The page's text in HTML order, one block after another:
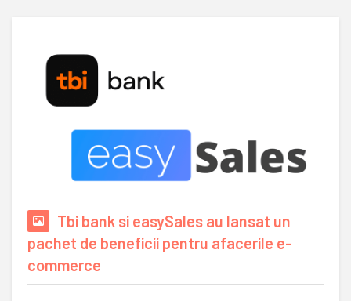
Tbi bank si easySales au lansat un
pachet de beneficii pentru afacerile e-
commerce